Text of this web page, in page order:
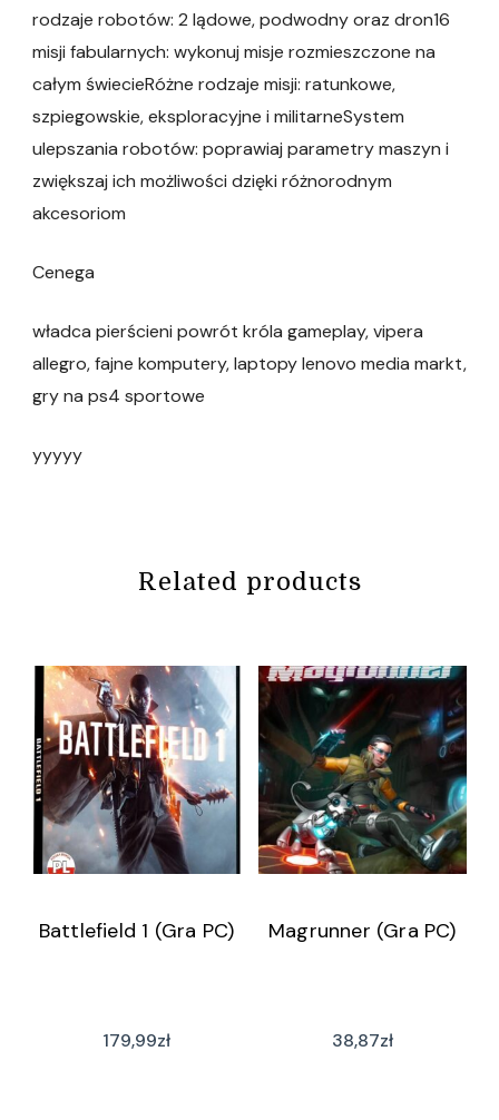
rodzaje robotów: 2 lądowe, podwodny oraz dron16
misji fabularnych: wykonuj misje rozmieszczone na
całym świecieRóżne rodzaje misji: ratunkowe,
szpiegowskie, eksploracyjne i militarneSystem
ulepszania robotów: poprawiaj parametry maszyn i
zwiększaj ich możliwości dzięki różnorodnym
akcesoriom
Cenega
władca pierścieni powrót króla gameplay, vipera
allegro, fajne komputery, laptopy lenovo media markt,
gry na ps4 sportowe
yyyyy
Related products
Battlefield 1 (Gra PC)
179,99zł
Magrunner (Gra PC)
38,87zł